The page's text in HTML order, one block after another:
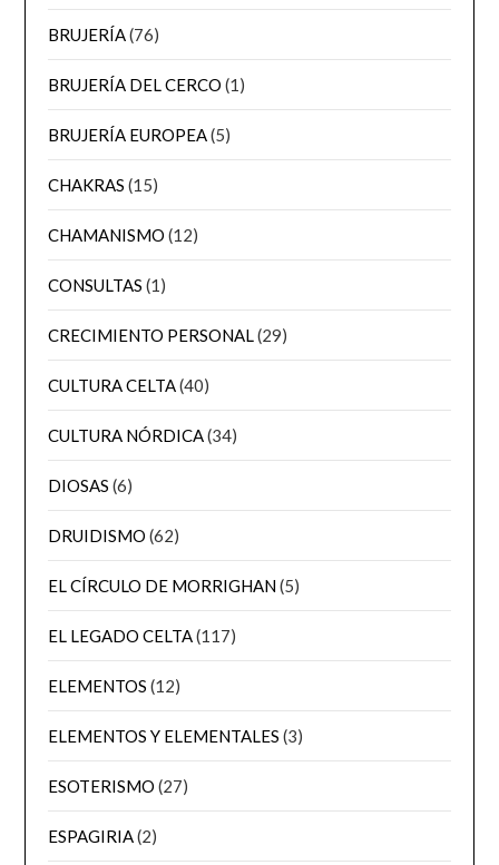
BRUJERÍA(76)
BRUJERÍA DEL CERCO (1)
BRUJERÍA EUROPEA(5)
CHAKRAS (15)
CHAMANISMO (12)
CONSULTAS (1)
CRECIMIENTO PERSONAL(29)
CULTURA CELTA(40)
CULTURA NÓRDICA(34)
DIOSAS (6)
DRUIDISMO (62)
EL CÍRCULO DE MORRIGHAN(5)
EL LEGADO CELTA(117)
ELEMENTOS (12)
ELEMENTOS Y ELEMENTALES (3)
ESOTERISMO (27)
ESPAGIRIA(2)